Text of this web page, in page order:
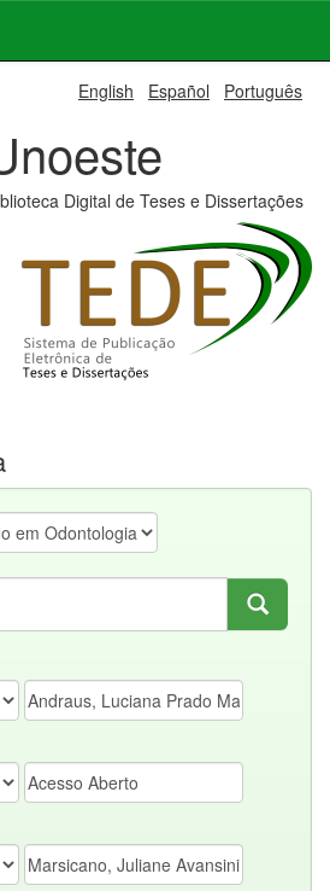
English Español Português
Digital de Teses e Dissertações